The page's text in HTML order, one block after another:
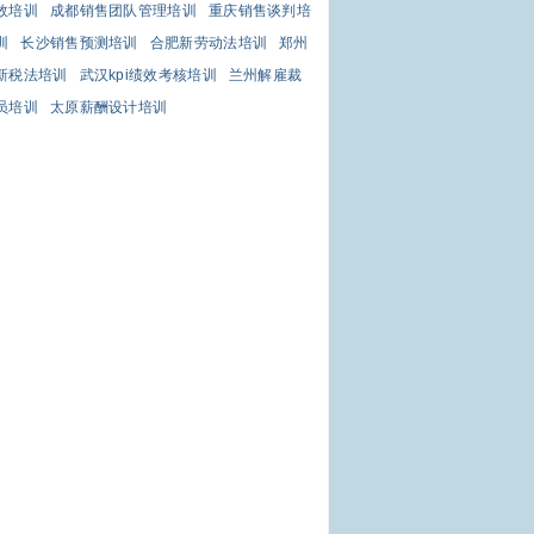
培训
成都销售团队管理培训
重庆销售谈判培
长沙销售预测培训 合肥新劳动法培训
郑州
税法培训
武汉kpi绩效考核培训
兰州解雇裁
培训
太原薪酬设计培训